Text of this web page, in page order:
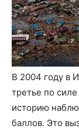
В 2004 году в
третье по
историю
баллов. Это